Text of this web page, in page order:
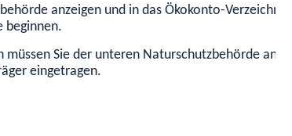
anzeigen und in das Ökokonto-
beginnen.
Sie der unteren Naturschutzbehörde
eingetragen.